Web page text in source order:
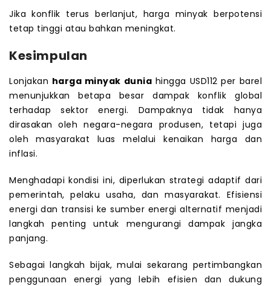
Jika konflik terus berlanjut, harga minyak berpotensi
tetap tinggi atau bahkan meningkat.
Kesimpulan
Lonjakan harga minyak dunia hingga USD112 per barel
menunjukkan betapa besar dampak konflik global
terhadap sektor energi. Dampaknya tidak hanya
dirasakan oleh negara-negara produsen, tetapi juga
oleh masyarakat luas melalui kenaikan harga dan
inflasi.
Menghadapi kondisi ini, diperlukan strategi adaptif dari
pemerintah, pelaku usaha, dan masyarakat. Efisiensi
energi dan transisi ke sumber energi alternatif menjadi
langkah penting untuk mengurangi dampak jangka
panjang.
Sebagai langkah bijak, mulai sekarang pertimbangkan
penggunaan energi yang lebih efisien dan dukung